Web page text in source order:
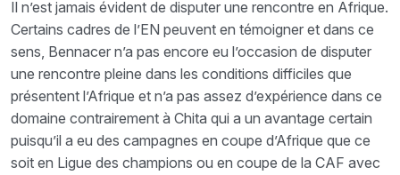
Il n’est jamais évident de disputer une rencontre en Afrique.
Certains cadres de l’EN peuvent en témoigner et dans ce
sens, Bennacer n’a pas encore eu l’occasion de disputer
une rencontre pleine dans les conditions difficiles que
présentent l’Afrique et n’a pas assez d’expérience dans ce
domaine contrairement à Chita qui a un avantage certain
puisqu’il a eu des campagnes en coupe d’Afrique que ce
soit en Ligue des champions ou en coupe de la CAF avec